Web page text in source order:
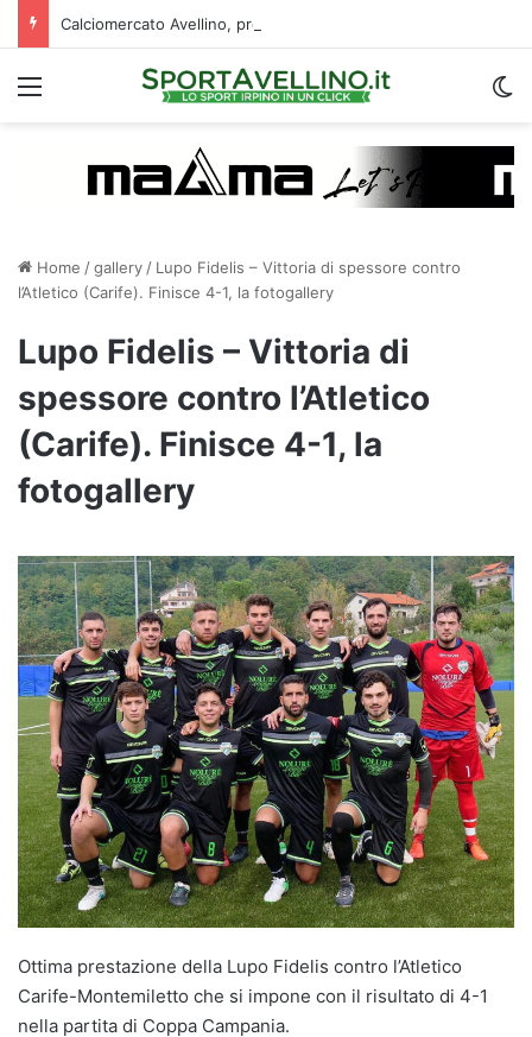
Menu
Home /gallery / Lupo Fidelis – Vittoria di spessore contro
l’Atletico (Carife). Finisce 4-1, la fotogallery
Lupo Fidelis – Vittoria di
spessore contro l’Atletico
(Carife). Finisce 4-1, la
fotogallery
Ottima prestazione della Lupo Fidelis contro l’Atletico
Carife-Montemiletto che si impone con il risultato di 4-1
nella partita di Coppa Campania.